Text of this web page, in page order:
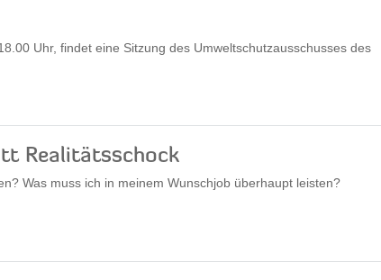
Uhr, findet eine Sitzung des Umweltschutzausschusses des
Realitätsschock
Was muss ich in meinem Wunschjob überhaupt leisten?